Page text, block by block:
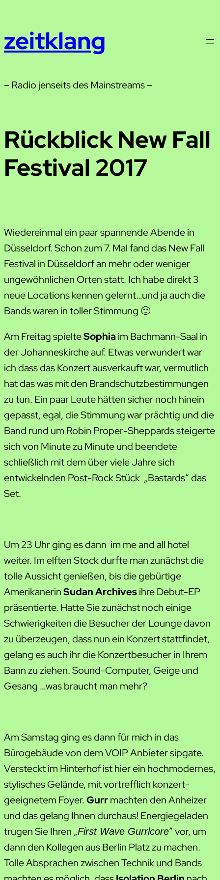
springen
zeitklang
– Radio jenseits des Mainstreams –
Rückblick New Fall
Festival 2017
Wiedereinmal ein paar spannende Abende in
Düsseldorf. Schon zum 7. Mal fand das New Fall
Festival in Düsseldorf an mehr oder weniger
ungewöhnlichen Orten statt. Ich habe direkt 3
neue Locations kennen gelernt…und ja auch die
Bands waren in toller Stimmung 🙂
Am Freitag spielteSophiaim Bachmann-Saal in
der Johanneskirche auf. Etwas verwundert war
ich dass das Konzert ausverkauft war, vermutlich
hat das was mit den Brandschutzbestimmungen
zu tun. Ein paar Leute hätten sicher noch hinein
gepasst, egal, die Stimmung war prächtig und die
Band rund um Robin Proper-Sheppards steigerte
sich von Minute zu Minute und beendete
schließlich mit dem über viele Jahre sich
entwickelnden Post-Rock Stück „Bastards“ das
Set.
Um 23 Uhr ging es dann im me and all hotel
weiter. Im elften Stock durfte man zunächst die
tolle Aussicht genießen, bis die gebürtige
AmerikanerinSudan Archivesihre Debut-EP
präsentierte. Hatte Sie zunächst noch einige
Schwierigkeiten die Besucher der Lounge davon
zu überzeugen, dass nun ein Konzert stattfindet,
gelang es auch ihr die Konzertbesucher in Ihrem
Bann zu ziehen. Sound-Computer, Geige und
Gesang …was braucht man mehr?
Am Samstag ging es dann für mich in das
Bürogebäude von dem VOIP Anbieter sipgate.
Versteckt im Hinterhof ist hier ein hochmodernes,
stylisches Gelände, mit vortrefflich konzert-
geeignetem Foyer.Gurrmachten den Anheizer
und das gelang Ihnen durchaus! Energiegeladen
trugen Sie Ihren „First Wave Gurrlcore“ vor, um
dann den Kollegen aus Berlin Platz zu machen.
Tolle Absprachen zwischen Technik und Bands